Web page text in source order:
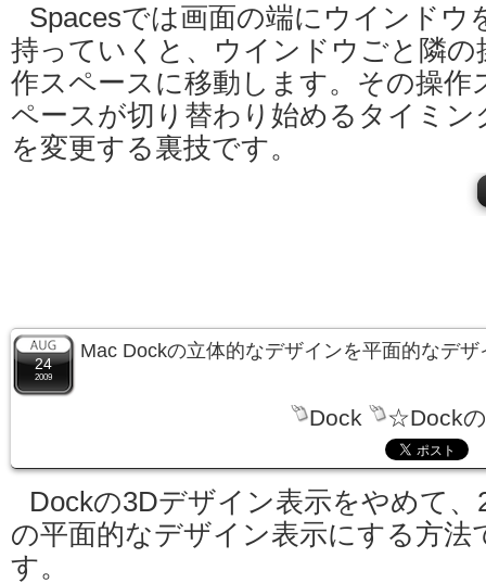
Spacesでは画面の端にウインドウ
持っていくと、ウインドウごと隣の
作スペースに移動します。その操作
ペースが切り替わり始めるタイミン
を変更する裏技です。
24
2009
Mac Dockの立体的なデザインを平面的なデ
Dock ☆Dock
Dockの3Dデザイン表示をやめて、
の平面的なデザイン表示にする方法
す。